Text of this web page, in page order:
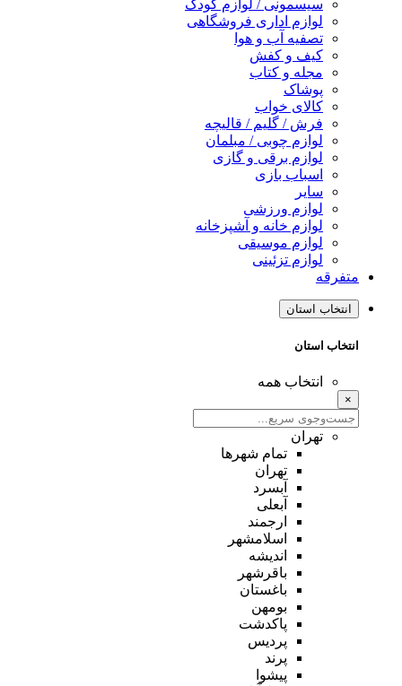
سیسمونی / لوازم کودک
لوازم اداری فروشگاهی
تصفیه آب و هوا
کیف و کفش
مجله و کتاب
پوشاک
کالای خواب
فرش / گلیم / قالیچه
لوازم چوبی / مبلمان
لوازم برقی و گازی
اسباب بازی
سایر
لوازم ورزشی
لوازم خانه و آشپزخانه
لوازم موسیقی
لوازم تزئینی
متفرقه
انتخاب استان
انتخاب استان
انتخاب همه
×
تهران
تمام شهر‌ها
تهران
آبسرد
آبعلی
ارجمند
اسلامشهر
اندیشه
باقرشهر
باغستان
بومهن
پاکدشت
پردیس
پرند
پیشوا